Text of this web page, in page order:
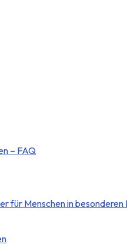
– FAQ
für Menschen in